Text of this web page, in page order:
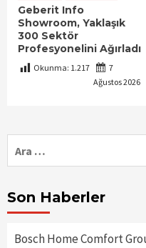
Geberit Info
Showroom, Yaklaşık
300 Sektör
Profesyonelini Ağırladı
Okunma: 1.217
7
Ağustos 2026
Son Haberler
Bosch Home Comfort